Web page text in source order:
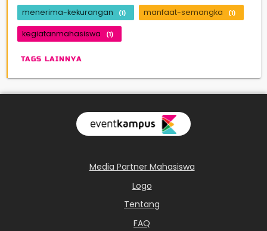
menerima-kekurangan (1) manfaat-semangka (1)
kegiatanmahasiswa (1)
TAGS LAINNYA
Media Partner Mahasiswa
Logo
Tentang
FAQ